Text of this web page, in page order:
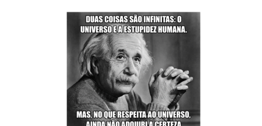
Massagem de
Relaxamento
Coisas